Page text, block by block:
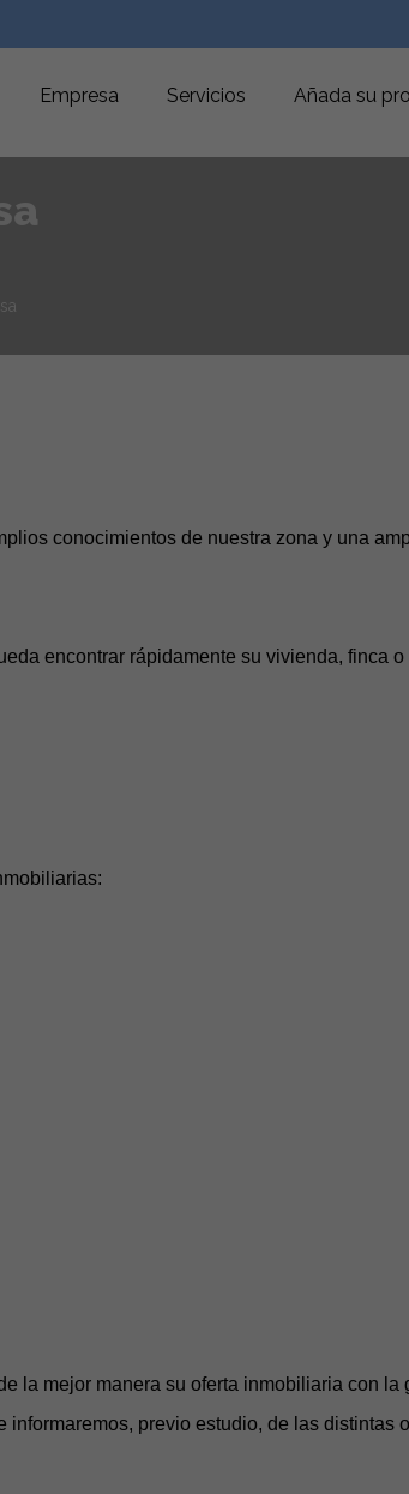
Empresa Servicios Añada su
conocimientos de nuestra zona y una
encontrar rápidamente su vivienda, finca
la mejor manera su oferta inmobiliaria con la
previo estudio, de las distintas